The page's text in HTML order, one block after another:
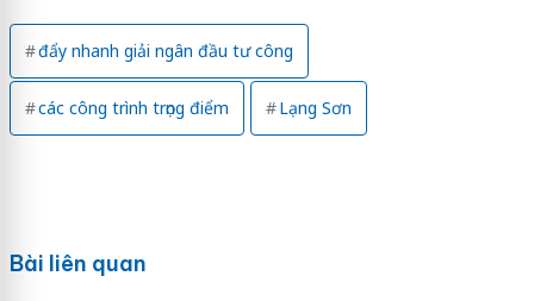
đẩy nhanh giải ngân đầu tư công
các công trình trọng điểm Lạng Sơn
Bài liên quan